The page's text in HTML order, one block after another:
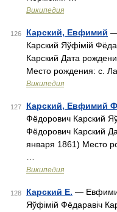
Википедия
126 Карский, Евфимий
Карский Яўфімій
Карский Дата
Место рождения: с.
Википедия
127 Карский, Евфимий
Фёдорович Карский
Фёдорович Карский
января 1861) Место
Википедия
128 Карский Е. —
Яўфімій Фёдаравіч